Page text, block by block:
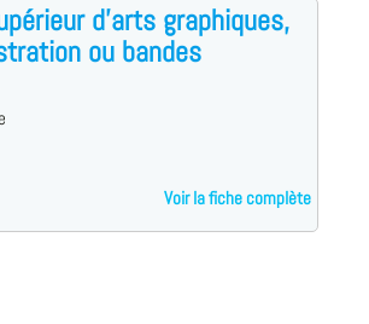
d'arts graphiques,
ou bandes
Voir la fiche complète